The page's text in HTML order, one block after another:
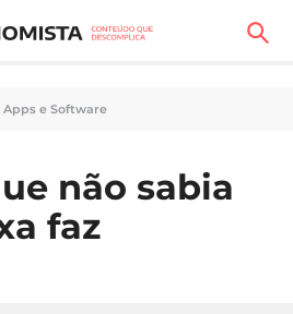
Apps e Software
não sabia
faz